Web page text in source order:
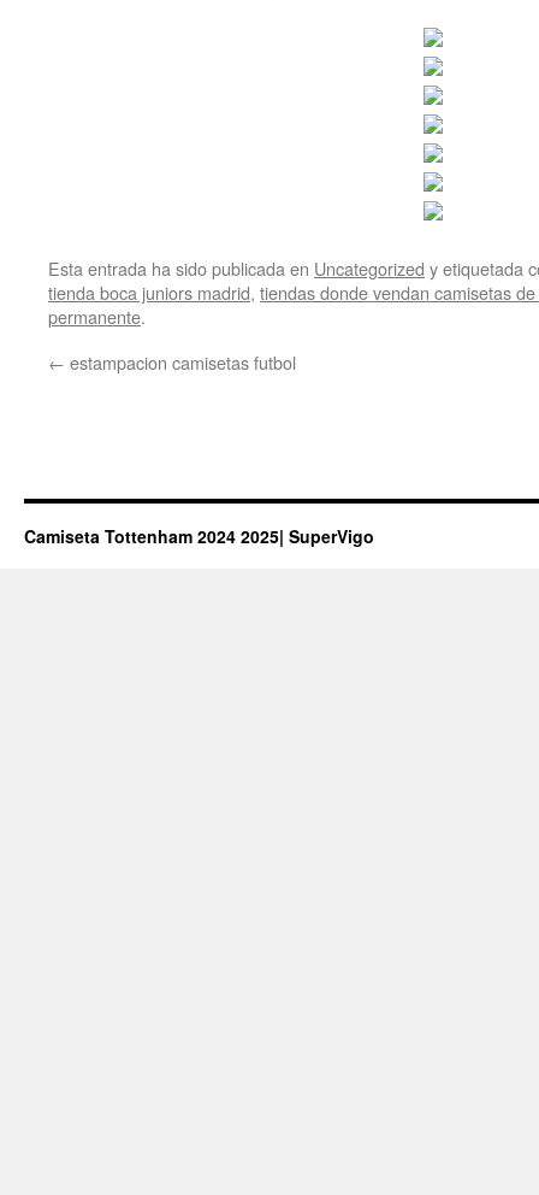
Esta entrada ha sido publicada en Uncategorized y etiquetada
tienda boca juniors madrid, tiendas donde vendan camisetas
permanente.
← estampacion camisetas futbol
Camiseta Tottenham 2024 2025| SuperVigo